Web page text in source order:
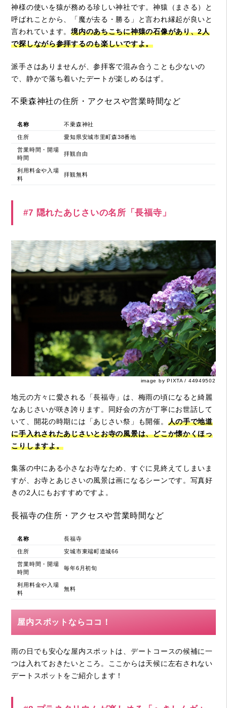
神様の使いを猿が務める珍しい神社です。神猿（まさる）と
呼ばれことから、「魔が去る・勝る」と言われ縁起が良いと
言われています。境内のあちこちに神猿の石像があり、2人
で探しながら参拝するのも楽しいですよ。
派手さはありませんが、参拝客で混み合うことも少ないの
で、静かで落ち着いたデートが楽しめるはず。
不乗森神社の住所・アクセスや営業時間など
名称 不乗森神社
住所 愛知県安城市里町森38番地
営業時間・開場
時間
拝観自由
利用料金や入場
料
拝観無料
#7 隠れたあじさいの名所「長福寺」
image by PIXTA / 44949502
地元の方々に愛される「長福寺」は、梅雨の頃になると綺麗
なあじさいが咲き誇ります。同好会の方が丁寧にお世話して
いて、開花の時期には「あじさい祭」も開催。 人の手で地道
に手入れされたあじさいとお寺の風景は、どこか懐かくほっ
こりしますよ。
集落の中にある小さなお寺なため、すぐに見終えてしまいま
すが、お寺とあじさいの風景は画になるシーンです。写真好
きの2人にもおすすめですよ。
長福寺の住所・アクセスや営業時間など
名称 長福寺
住所 安城市東端町道城66
営業時間・開場
時間
毎年6月初旬
利用料金や入場
料
無料
屋内スポットならココ！
雨の日でも安心な屋内スポットは、デートコースの候補に一
つは入れておきたいところ。ここからは天候に左右されない
デートスポットをご紹介します！